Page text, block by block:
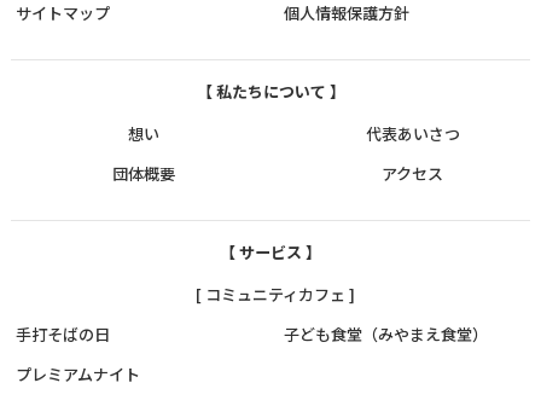
サイトマップ
個人情報保護方針
【 私たちについて 】
想い
代表あいさつ
団体概要
アクセス
【 サービス 】
[ コミュニティカフェ ]
手打そばの日
子ども食堂（みやまえ食堂）
プレミアムナイト